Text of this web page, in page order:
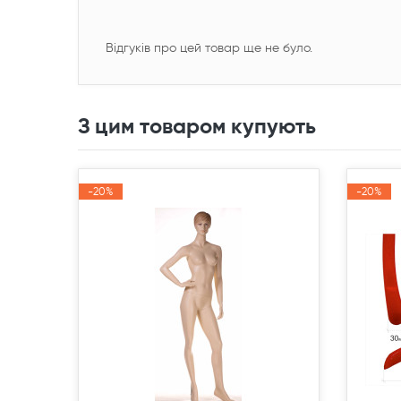
Відгуків про цей товар ще не було.
З цим товаром купують
-20%
-20% -20%
-20%